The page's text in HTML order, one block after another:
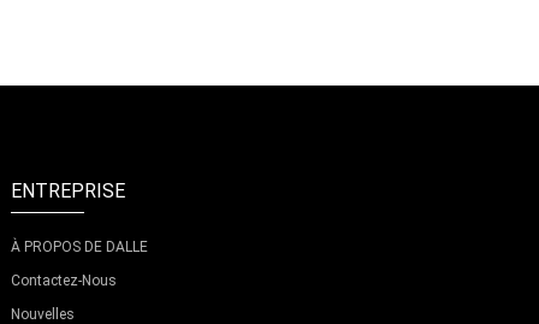
ENTREPRISE
À PROPOS DE DALLE
Contactez-Nous
Nouvelles